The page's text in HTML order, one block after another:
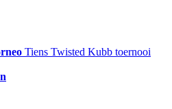
Tiens Twisted Kubb toernooi